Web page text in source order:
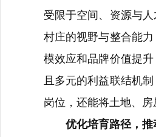
受限于空间、资源与
村庄的视野与整合能
模效应和品牌价值提
且多元的利益联结机
岗位，还能将土地、
优化培育路径，推